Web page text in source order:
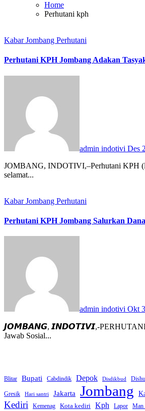
Home
Perhutani kph
Kabar Jombang Perhutani
Perhutani KPH Jombang Adakan
admin indotivi Des
JOMBANG, INDOTIVI,–Perhutani KPH (Kesatuan Pemangkuan Hutan) Jombang Gelar Tasyakuran dan Pembinaan disertai pemberian ucapan
selamat...
Kabar Jombang Perhutani
Perhutani KPH Jombang Salurkan
admin indotivi Okt
𝙅𝙊𝙈𝘽𝘼𝙉𝙂, 𝙄𝙉𝘿𝙊𝙏𝙄𝙑𝙄,-PERHUTANI (28/10/2025) | Perhutani Kesatuan Pemangkuan Hutan (KPH) Jombang melalui program Tanggung
Jawab Sosial...
Blitar Bupati Cabdindik Depok Disdikbud
Gresik Hari santri Jakarta Jombang
Kediri Kemenag Kota kediri Kph Lapor Man